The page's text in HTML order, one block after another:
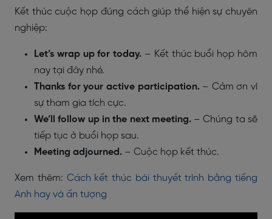
Kết thúc cuộc họp đúng cách giúp thể hiện sự chuyên
nghiệp:
Let’s wrap up for today. – Kết thúc buổi họp hôm
nay tại đây nhé.
Thanks for your active participation.– Cảm ơn vì
sự tham gia tích cực.
We’ll follow up in the next meeting.– Chúng ta sẽ
tiếp tục ở buổi họp sau.
Meeting adjourned. – Cuộc họp kết thúc.
Xem thêm: Cách kết thúc bài thuyết trình bằng tiếng
Anh hay và ấn tượng